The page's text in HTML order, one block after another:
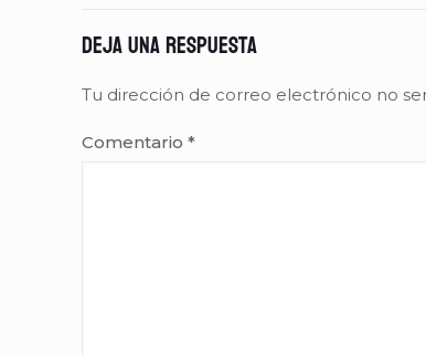
Deja una respuesta
Tu dirección de correo electrónico no
Comentario *